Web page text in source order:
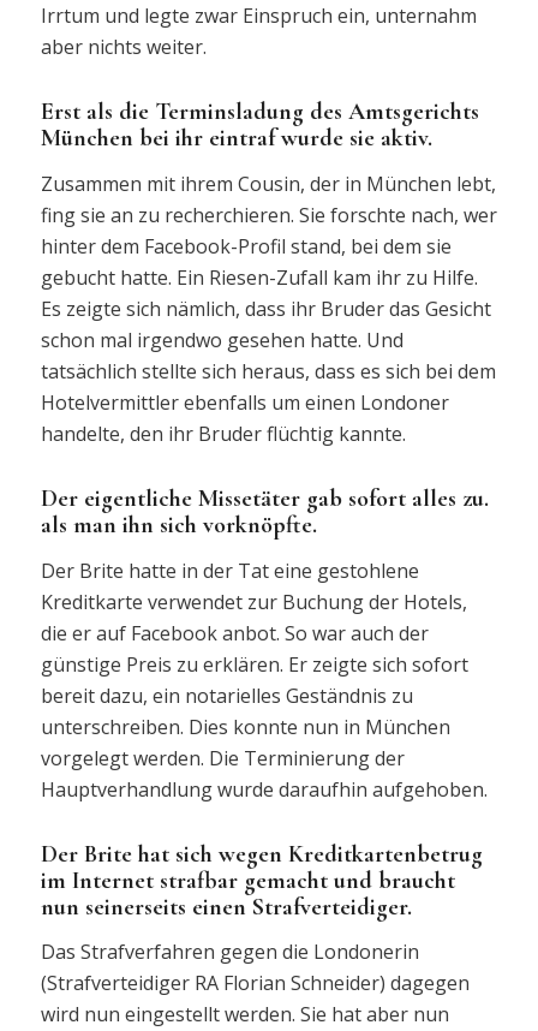
Irrtum und legte zwar Einspruch ein, unternahm
aber nichts weiter.
Erst als die Terminsladung des Amtsgerichts
München bei ihr eintraf wurde sie aktiv.
Zusammen mit ihrem Cousin, der in München lebt,
fing sie an zu recherchieren. Sie forschte nach, wer
hinter dem Facebook-Profil stand, bei dem sie
gebucht hatte. Ein Riesen-Zufall kam ihr zu Hilfe.
Es zeigte sich nämlich, dass ihr Bruder das Gesicht
schon mal irgendwo gesehen hatte. Und
tatsächlich stellte sich heraus, dass es sich bei dem
Hotelvermittler ebenfalls um einen Londoner
handelte, den ihr Bruder flüchtig kannte.
Der eigentliche Missetäter gab sofort alles zu.
als man ihn sich vorknöpfte.
Der Brite hatte in der Tat eine gestohlene
Kreditkarte verwendet zur Buchung der Hotels,
die er auf Facebook anbot. So war auch der
günstige Preis zu erklären. Er zeigte sich sofort
bereit dazu, ein notarielles Geständnis zu
unterschreiben. Dies konnte nun in München
vorgelegt werden. Die Terminierung der
Hauptverhandlung wurde daraufhin aufgehoben.
Der Brite hat sich wegen Kreditkartenbetrug
im Internet strafbar gemacht und braucht
nun seinerseits einen Strafverteidiger.
Das Strafverfahren gegen die Londonerin
(Strafverteidiger RA Florian Schneider) dagegen
wird nun eingestellt werden. Sie hat aber nun